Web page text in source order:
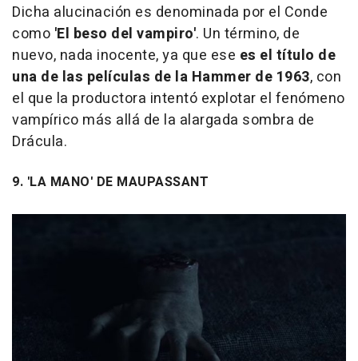
Dicha alucinación es denominada por el Conde
como 'El beso del vampiro'. Un término, de
nuevo, nada inocente, ya que ese es el título de
una de las películas de la Hammer de 1963, con
el que la productora intentó explotar el fenómeno
vampírico más allá de la alargada sombra de
Drácula.
9. 'LA MANO' DE MAUPASSANT